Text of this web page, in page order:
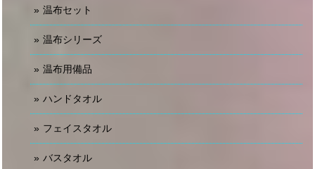
温布セット
温布シリーズ
温布用備品
ハンドタオル
フェイスタオル
バスタオル